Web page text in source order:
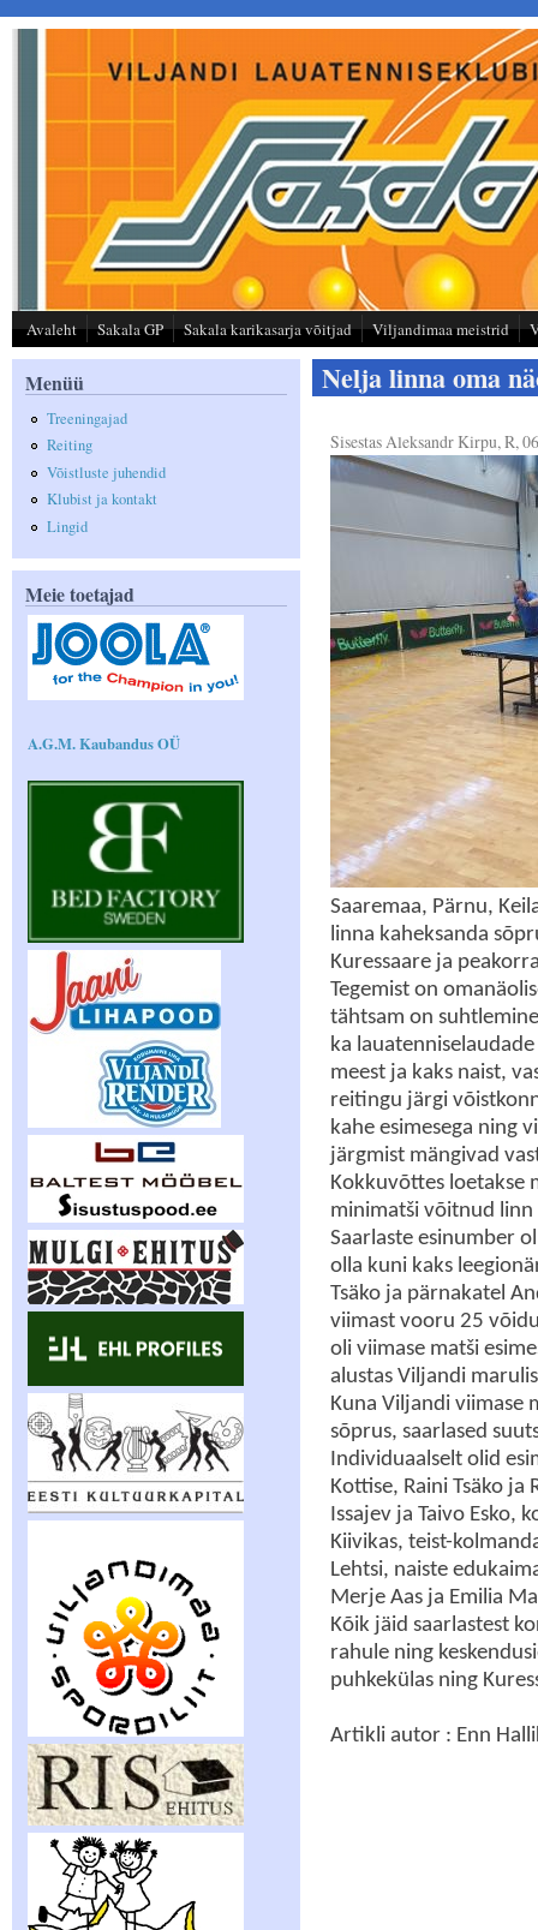
Liigu edasi põhisisu juurde
Avaleht Sakala GP Sakala karikasarja võitjad Viljandimaa meistrid
Menüü
Treeningajad
Reiting
Võistluste juhendid
Klubist ja kontakt
Lingid
Meie toetajad
A.G.M. Kaubandus OÜ
Nelja linna oma
SisestasAleksandr Kirpu, R,
Saaremaa, Pärnu,
linna kaheksanda
Kuressaare ja
Tegemist on
tähtsam on
ka
meest ja kaks naist,
reitingu järgi
kahe esimesega ning
järgmist mängivad
Kokkuvõttes loetakse
minimatši võitnud linn
Saarlaste esinumber
olla kuni kaks
Tsäko ja pärnakatel
viimast vooru 25
oli viimase matši
alustas Viljandi
Kuna Viljandi viimase
sõprus, saarlased
Individuaalselt olid
Kottise, Raini Tsäko ja
Issajev ja Taivo Esko,
Kiivikas, teist-
Lehtsi, naiste
Merje Aas ja Emilia
Kõik jäid saarlastest
rahule ning
puhkekülas ning
Artikli autor : Enn